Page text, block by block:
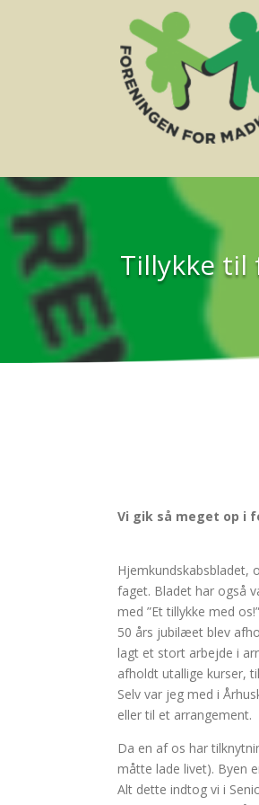
Tillykke til
Vi gik så meget op i
Hjemkundskabsbladet,
faget. Bladet har også
med ”Et tillykke med
50 års jubilæet blev
lagt et stort arbejde i
afholdt utallige kurser,
Selv var jeg med i
eller til et arrangement.
Da en af os har
måtte lade livet). Byen
Alt dette indtog vi i